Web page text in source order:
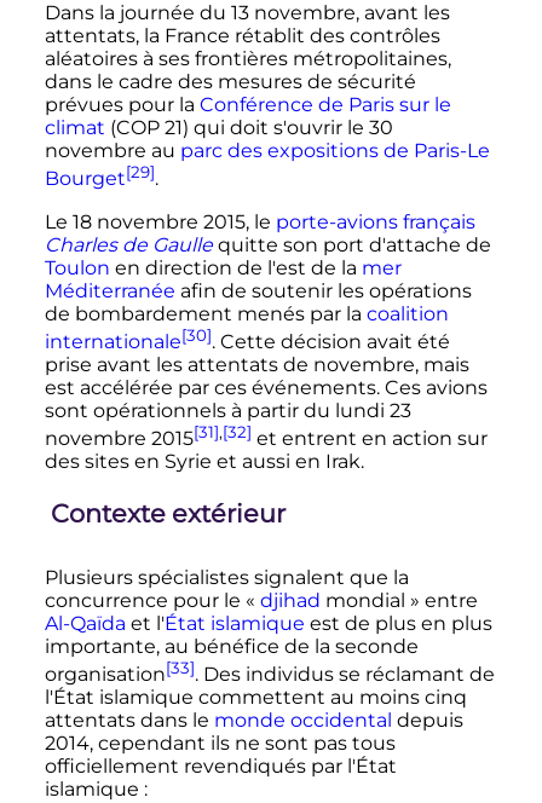
Dans la journée du 13 novembre, avant les
attentats, la France rétablit des contrôles
aléatoires à ses frontières métropolitaines,
dans le cadre des mesures de sécurité
prévues pour la Conférence de Paris sur le
climat (COP 21) qui doit s'ouvrir le 30
novembre au parc des expositions de Paris-Le
Bourget[29].
Le 18 novembre 2015, le porte-avions français
Charles de Gaullequitte son port d'attache de
Toulon en direction de l'est de la mer
Méditerranée afin de soutenir les opérations
de bombardement menés par la coalition
internationale[30]. Cette décision avait été
prise avant les attentats de novembre, mais
est accélérée par ces événements. Ces avions
sont opérationnels à partir du lundi 23
novembre 2015[31],[32] et entrent en action sur
des sites en Syrie et aussi en Irak.
Contexte extérieur
Plusieurs spécialistes signalent que la
concurrence pour le « djihad mondial » entre
Al-Qaïda et l'État islamique est de plus en plus
importante, au bénéfice de la seconde
organisation[33]. Des individus se réclamant de
l'État islamique commettent au moins cinq
attentats dans le monde occidental depuis
2014, cependant ils ne sont pas tous
officiellement revendiqués par l'État
islamique :